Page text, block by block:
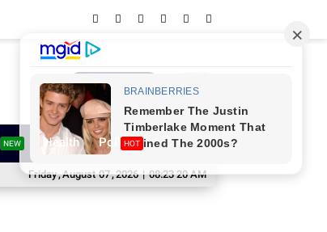
Network
NEW Health Poll HOT
Friday,August 07,2026|08:23 21 AM
Amure Cup III Futsal Competition 2026 Bergulir, Pemkab